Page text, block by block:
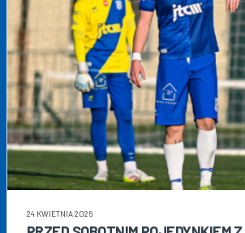
24 KWIETNIA 2026